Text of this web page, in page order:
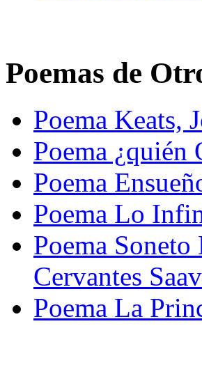
Poemas de
Poema Keats,
Poema ¿quién
Poema
Poema Lo
Poema
Cervantes
Poema La